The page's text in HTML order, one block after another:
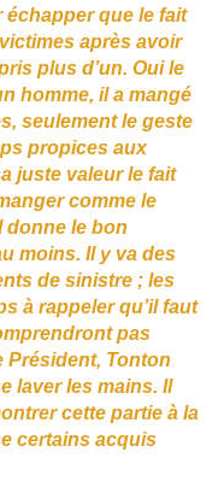
échapper que le fait
après avoir
plus d’un. Oui le
homme, il a mangé
seulement le geste
propices aux
juste valeur le fait
comme le
donne le bon
moins. Il y va des
de sinistre ; les
à rappeler qu’il faut
pas
Président, Tonton
laver les mains. Il
cette partie à la
certains acquis